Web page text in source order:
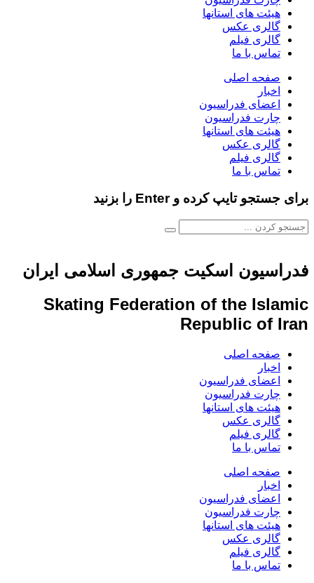
هیئت های استانها
گالری عکس
گالری فیلم
تماس با ما
صفحه اصلی
اخبار
اعضای فدراسیون
چارت فدراسیون
هیئت های استانها
گالری عکس
گالری فیلم
تماس با ما
برای جستجو تایپ کرده و Enter را بزنید
فدراسیون اسکیت جمهوری اسلامی ایران
Skating Federation of the Islamic
Republic of Iran
صفحه اصلی
اخبار
اعضای فدراسیون
چارت فدراسیون
هیئت های استانها
گالری عکس
گالری فیلم
تماس با ما
صفحه اصلی
اخبار
اعضای فدراسیون
چارت فدراسیون
هیئت های استانها
گالری عکس
گالری فیلم
تماس با ما